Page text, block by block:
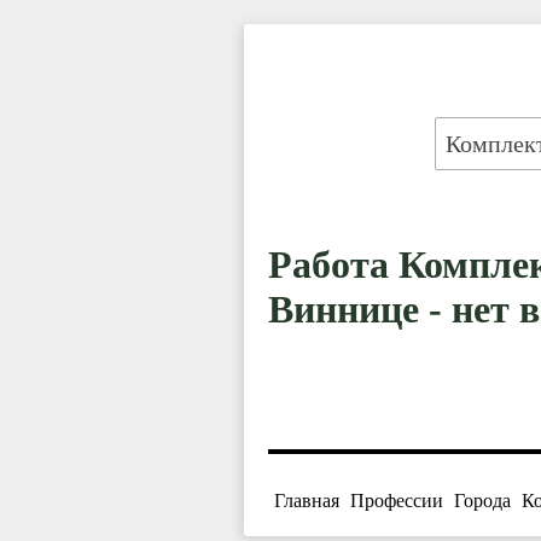
Работа
Виннице - нет
Главная Профессии Города